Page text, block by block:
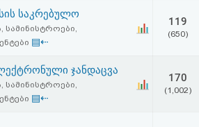
საკრებულო
სამინისტროები,
▤⇠
119
(650)
ჯანდაცვა
სამინისტროები,
▤⇠
170
(1,002)